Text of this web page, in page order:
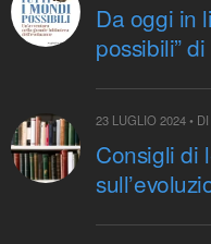
Da oggi in
possibili”
23 LUGLIO 2024 •
Consigli di